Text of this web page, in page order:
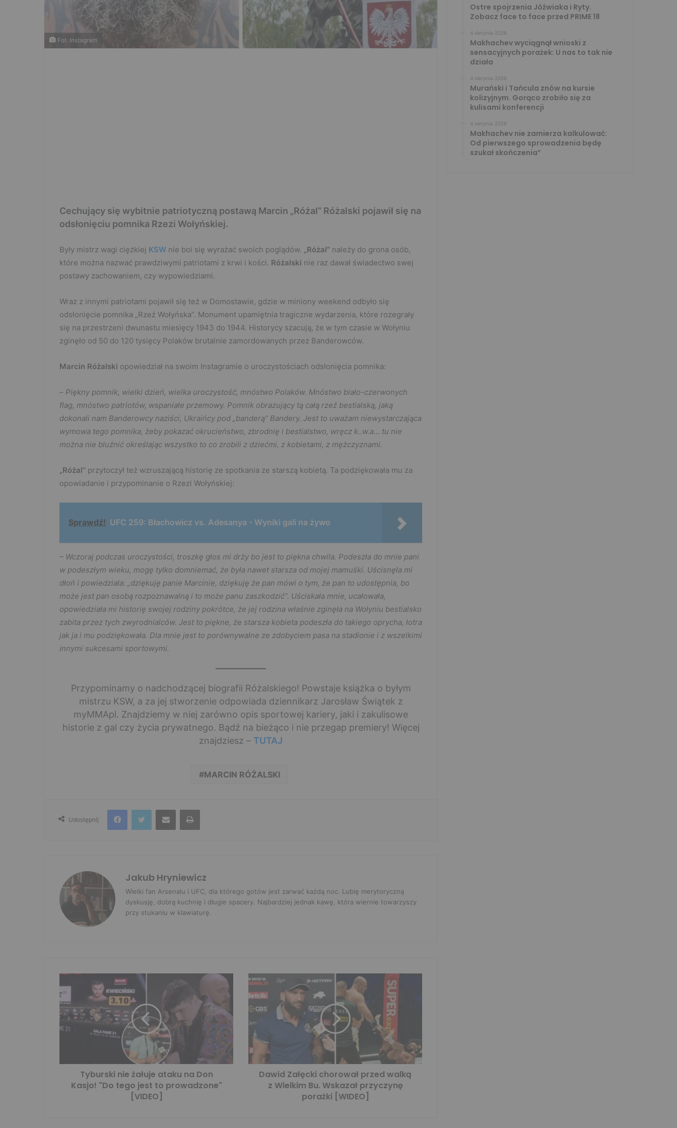
Fot. Instagram
Cechujący się wybitnie patriotyczną postawą Marcin „Różal” Różalski pojawił się na
odsłonięciu pomnika Rzezi Wołyńskiej.
Były mistrz wagi ciężkiej KSW nie boi się wyrażać swoich poglądów. „Różal” należy do grona osób,
które można nazwać prawdziwymi patriotami z krwi i kości. Różalski nie raz dawał świadectwo swej
postawy zachowaniem, czy wypowiedziami.
Wraz z innymi patriotami pojawił się też w Domostawie, gdzie w miniony weekend odbyło się
odsłonięcie pomnika „Rzeź Wołyńska”. Monument upamiętnia tragiczne wydarzenia, które rozegrały
się na przestrzeni dwunastu miesięcy 1943 do 1944. Historycy szacują, że w tym czasie w Wołyniu
zginęło od 50 do 120 tysięcy Polaków brutalnie zamordowanych przez Banderowców.
Marcin Różalski opowiedział na swoim Instagramie o uroczystościach odsłonięcia pomnika:
– Piękny pomnik, wielki dzień, wielka uroczystość, mnóstwo Polaków. Mnóstwo biało-czerwonych
flag, mnóstwo patriotów, wspaniałe przemowy. Pomnik obrazujący tą całą rzeź bestialską, jaką
dokonali nam Banderowcy naziści, Ukraińcy pod „banderą” Bandery. Jest to uważam niewystarczająca
wymowa tego pomnika, żeby pokazać okrucieństwo, zbrodnię i bestialstwo, wręcz k..w.a… tu nie
można nie bluźnić określając wszystko to co zrobili z dziećmi, z kobietami, z mężczyznami.
„Różal” przytoczył też wzruszającą historię ze spotkania ze starszą kobietą. Ta podziękowała mu za
opowiadanie i przypominanie o Rzezi Wołyńskiej:
Sprawdź! UFC 259: Błachowicz vs. Adesanya - Wyniki gali na żywo
– Wczoraj podczas uroczystości, troszkę głos mi drży bo jest to piękna chwila. Podeszła do mnie pani
w podeszłym wieku, mogę tylko domniemać, że była nawet starsza od mojej mamuśki. Uścisnęła mi
dłoń i powiedziała: „dziękuję panie Marcinie, dziękuję że pan mówi o tym, że pan to udostępnia, bo
może jest pan osobą rozpoznawalną i to może panu zaszkodzić”. Uściskała mnie, ucałowała,
opowiedziała mi historię swojej rodziny pokrótce, że jej rodzina właśnie zginęła na Wołyniu bestialsko
zabita przez tych zwyrodnialców. Jest to piękne, że starsza kobieta podeszła do takiego oprycha, łotra
jak ja i mu podziękowała. Dla mnie jest to porównywalne ze zdobyciem pasa na stadionie i z wszelkimi
innymi sukcesami sportowymi.
Przypominamy o nadchodzącej biografii Różalskiego! Powstaje książka o byłym
mistrzu KSW, a za jej stworzenie odpowiada dziennikarz Jarosław Świątek z
myMMApl. Znajdziemy w niej zarówno opis sportowej kariery, jaki i zakulisowe
historie z gal czy życia prywatnego. Bądź na bieżąco i nie przegap premiery! Więcej
znajdziesz – TUTAJ
MARCIN RÓŻALSKI
Udostępnij
FacebookTwitter Udostępnij przez e-mail Drukuj
Jakub Hryniewicz
Wielki fan Arsenalu i UFC, dla którego gotów jest zarwać każdą noc. Lubię merytoryczną
dyskusję, dobrą kuchnię i długie spacery. Najbardziej jednak kawę, która wiernie towarzyszy
przy stukaniu w klawiaturę.
Tyburski nie żałuje ataku na Don
Kasjo! "Do tego jest to prowadzone"
[VIDEO]
Dawid Załęcki chorował przed walką
z Wielkim Bu. Wskazał przyczynę
porażki [WIDEO]
Ostre spojrzenia Jóźwiaka i Ryty.
Zobacz face to face przed PRIME 18
4 sierpnia 2026
Makhachev wyciągnął wnioski z
sensacyjnych porażek: U nas to tak nie
działa
4 sierpnia 2026
Murański i Tańcula znów na kursie
kolizyjnym. Gorąco zrobiło się za
kulisami konferencji
4 sierpnia 2026
Makhachev nie zamierza kalkulować:
Od pierwszego sprowadzenia będę
szukał skończenia”